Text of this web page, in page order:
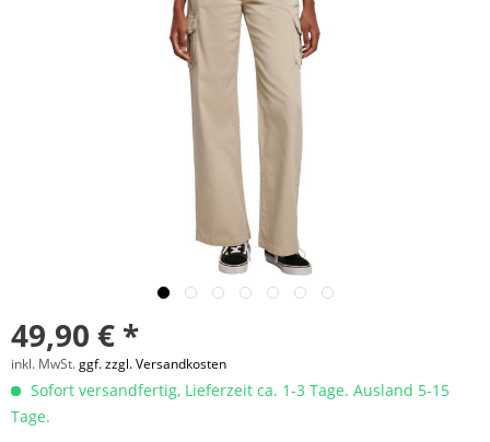
49,90 € *
inkl. MwSt.ggf. zzgl. Versandkosten
Sofort versandfertig, Lieferzeit ca. 1-3 Tage. Ausland 5-15
Tage.